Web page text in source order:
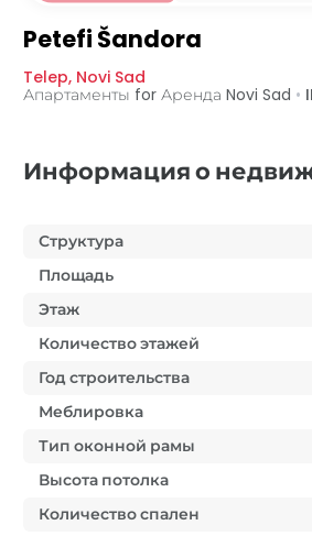
Petefi Šandora
Telep, Novi Sad
Апартаменты for Аренда Novi Sad •
Информация о
Структура
Площадь
Этаж
Количество этажей
Год строительства
Меблировка
Тип оконной рамы
Высота потолка
Количество спален